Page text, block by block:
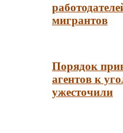
мигрантов
Порядок
агентов к
ужесточили